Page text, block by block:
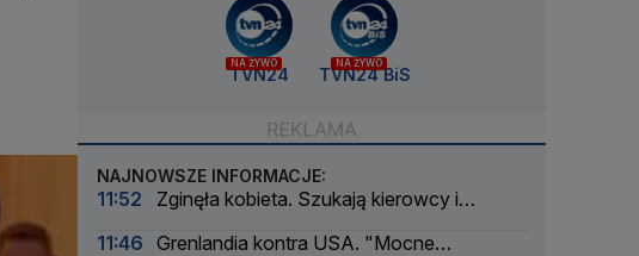
NA ŻYWO
TVN24
NA ŻYWO
TVN24 BiS
NAJNOWSZE INFORMACJE:
11:52
Zginęła kobieta. Szukają kierowcy i
11:46 Grenlandia kontra USA. "Mocne